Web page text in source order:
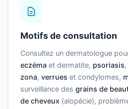
Motifs de consultation
Consultez un dermatologue
eczéma et dermatite, psoriasis,
zona, verrues et condylomes,
surveillance des grains de
de cheveux (alopécie),